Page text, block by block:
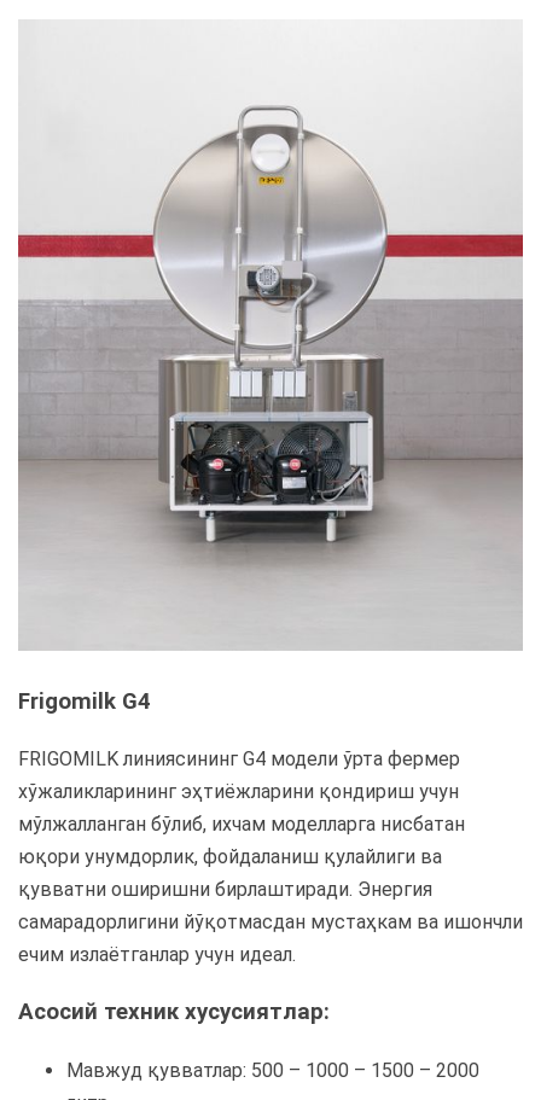
Frigomilk G4
FRIGOMILK линиясининг G4 модели ўрта фермер
хўжаликларининг эҳтиёжларини қондириш учун
мўлжалланган бўлиб, ихчам моделларга нисбатан
юқори унумдорлик, фойдаланиш қулайлиги ва
қувватни оширишни бирлаштиради. Энергия
самарадорлигини йўқотмасдан мустаҳкам ва ишончли
ечим излаётганлар учун идеал.
Асосий техник хусусиятлар:
Мавжуд қувватлар: 500 – 1000 – 1500 – 2000